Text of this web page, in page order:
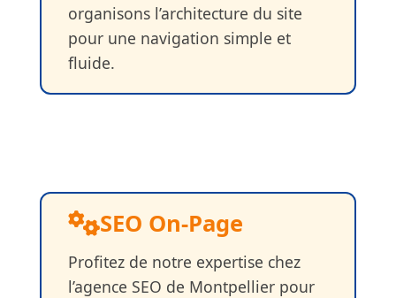
organisons l’architecture du site
pour une navigation simple et
fluide.
SEO On-Page
Profitez de notre expertise chez
l’agence SEO de Montpellier pour